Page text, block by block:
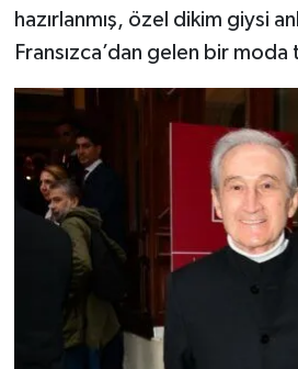
hazırlanmış, özel dikim giysi
Fransızca’dan gelen bir